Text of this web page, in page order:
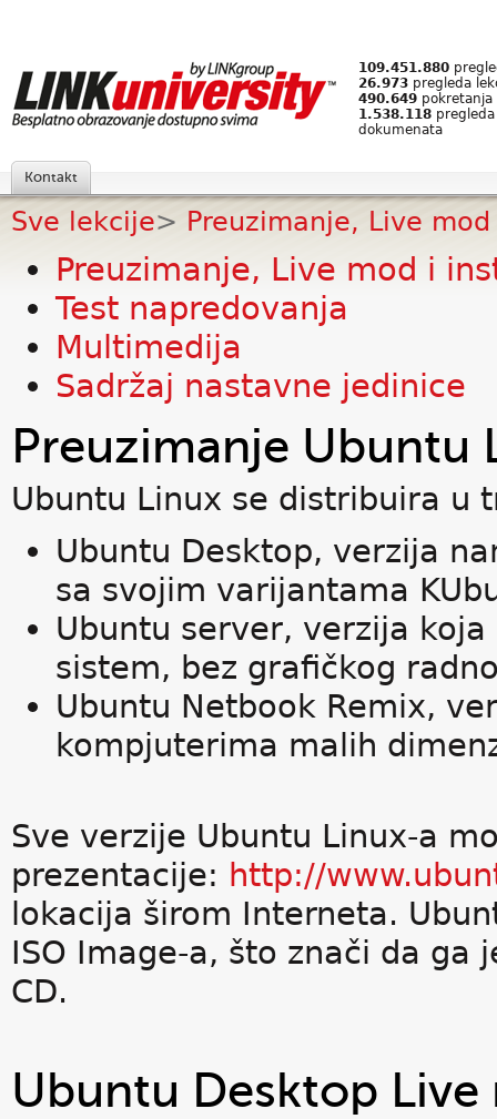
109.451.880
26.973 pregleda
490.649 pokretanja
1.538.118
dokumenata
Kontakt
Sve lekcije> Preuzimanje, Live
Preuzimanje, Live mod i
Test napredovanja
Multimedija
Sadržaj nastavne jedinice
Preuzimanje Ubuntu
Ubuntu Linux se distribuira u
Ubuntu Desktop, verzija
sa svojim varijantama
Ubuntu server, verzija
sistem, bez grafičkog
Ubuntu Netbook Remix,
kompjuterima malih
Sve verzije Ubuntu Linux-a
prezentacije: http://
lokacija širom Interneta.
ISO Image-a, što znači da ga
CD.
Ubuntu Desktop Live